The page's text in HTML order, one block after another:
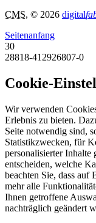
CMS, © 2026 digital
Seitenanfang
30
28818-412926807-0
Cookie-
Wir verwenden
Erlebnis zu bieten.
Seite notwendig sind,
Statistikzwecken, für
personalisierter Inhalte
entscheiden, welche
beachten Sie, dass
mehr alle
Ihnen getroffene
nachträglich geändert